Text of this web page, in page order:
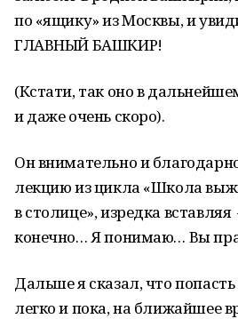
по «ящику» из Москвы, и
ГЛАВНЫЙ БАШКИР!
(Кстати, так оно в
и даже очень скоро).
Он внимательно и
лекцию из цикла «Школа
в столице», изредка
конечно… Я понимаю… Вы
Дальше я сказал, что
легко и пока, на ближайшее